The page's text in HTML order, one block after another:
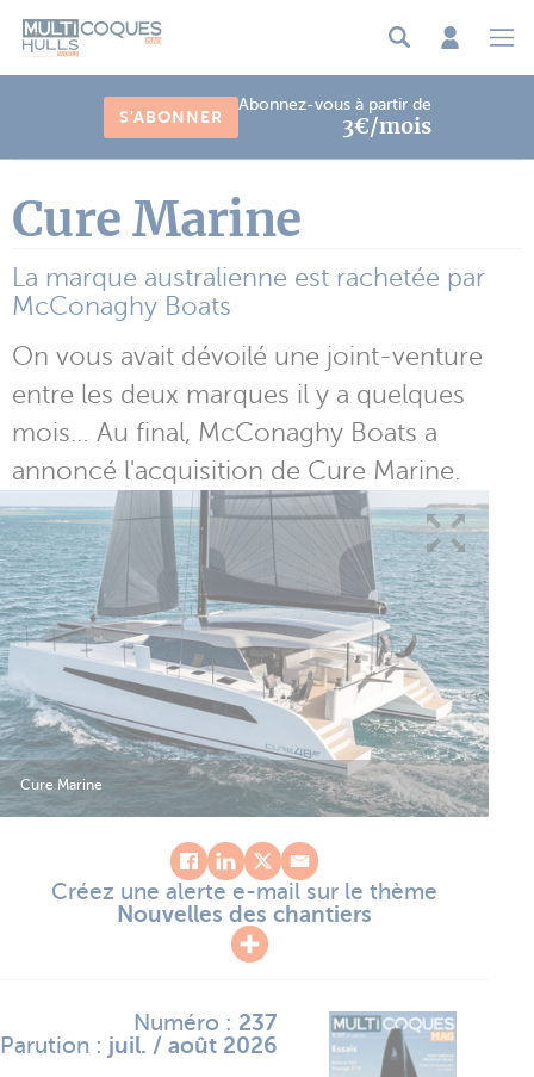
S'ABONNER
Abonnez-vous à partir de
3€/mois
Cure Marine
La marque australienne est rachetée par
McConaghy Boats
On vous avait dévoilé une joint-venture
entre les deux marques il y a quelques
mois… Au final, McConaghy Boats a
annoncé l'acquisition de Cure Marine.
Cure Marine
Créez une alerte e-mail sur le thème
Nouvelles des chantiers
Numéro : 237
Parution : juil. / août 2026